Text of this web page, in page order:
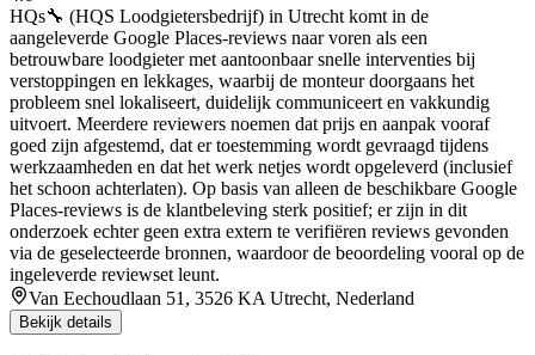
HQs🔧 (HQS Loodgietersbedrijf) in Utrecht komt in de
aangeleverde Google Places-reviews naar voren als een
betrouwbare loodgieter met aantoonbaar snelle interventies bij
verstoppingen en lekkages, waarbij de monteur doorgaans het
probleem snel lokaliseert, duidelijk communiceert en vakkundig
uitvoert. Meerdere reviewers noemen dat prijs en aanpak vooraf
goed zijn afgestemd, dat er toestemming wordt gevraagd tijdens
werkzaamheden en dat het werk netjes wordt opgeleverd (inclusief
het schoon achterlaten). Op basis van alleen de beschikbare Google
Places-reviews is de klantbeleving sterk positief; er zijn in dit
onderzoek echter geen extra extern te verifiëren reviews gevonden
via de geselecteerde bronnen, waardoor de beoordeling vooral op de
ingeleverde reviewset leunt.
Van Eechoudlaan 51, 3526 KA Utrecht, Nederland
Bekijk details